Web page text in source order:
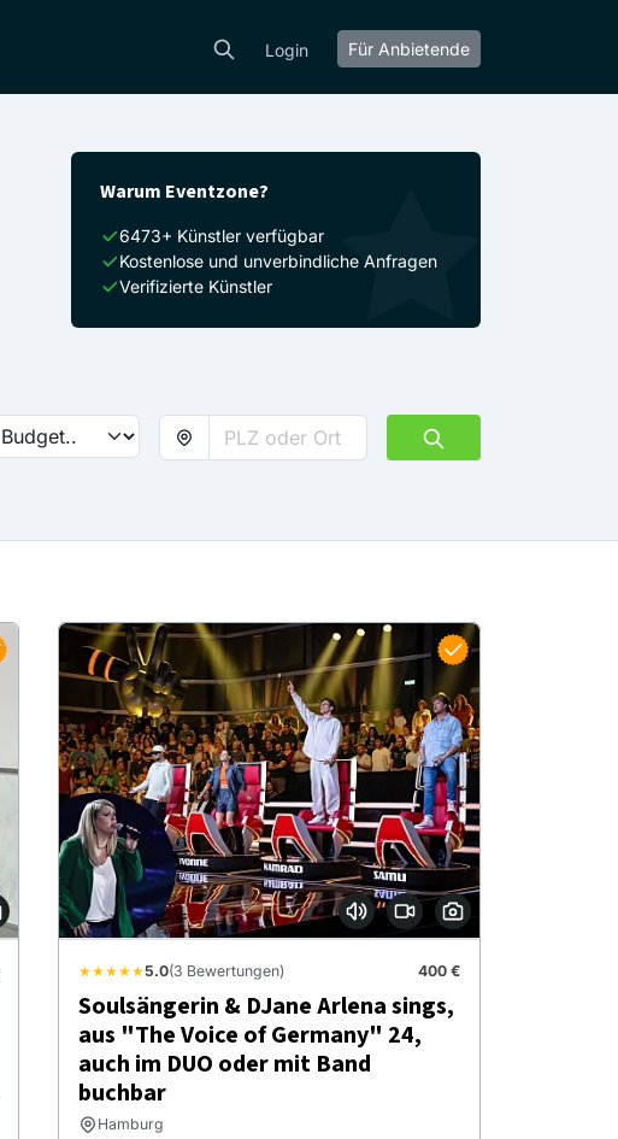
Login Für Anbietende
Warum Eventzone?
6473+ Künstler verfügbar
Kostenlose und unverbindliche Anfragen
Verifizierte Künstler
★★★★★5.0(3 Bewertungen) 400 €
Soulsängerin & DJane Arlena sings,
aus "The Voice of Germany" 24,
auch im DUO oder mit Band
buchbar
Hamburg